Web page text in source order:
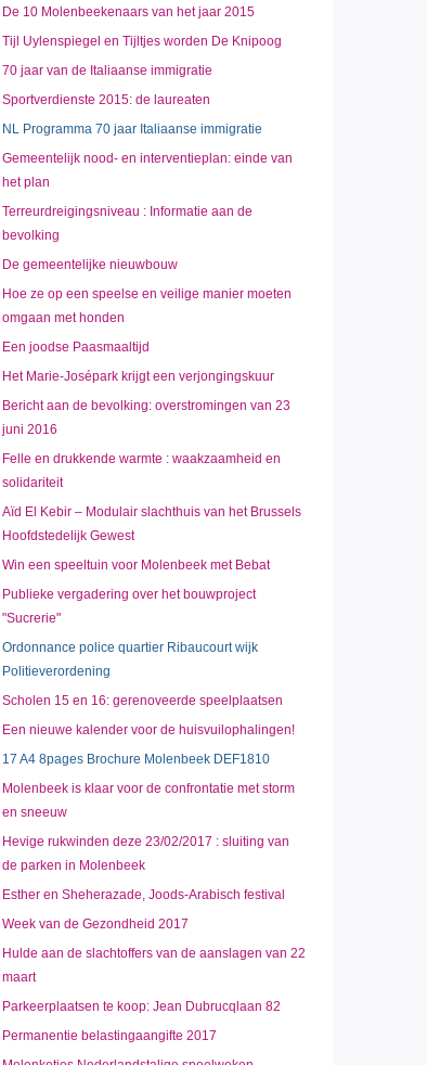
De 10 Molenbeekenaars van het jaar 2015
Tijl Uylenspiegel en Tijltjes worden De Knipoog
70 jaar van de Italiaanse immigratie
Sportverdienste 2015: de laureaten
NL Programma 70 jaar Italiaanse immigratie
Gemeentelijk nood- en interventieplan: einde van
het plan
Terreurdreigingsniveau : Informatie aan de
bevolking
De gemeentelijke nieuwbouw
Hoe ze op een speelse en veilige manier moeten
omgaan met honden
Een joodse Paasmaaltijd
Het Marie-Josépark krijgt een verjongingskuur
Bericht aan de bevolking: overstromingen van 23
juni 2016
Felle en drukkende warmte : waakzaamheid en
solidariteit
Aïd El Kebir – Modulair slachthuis van het Brussels
Hoofdstedelijk Gewest
Win een speeltuin voor Molenbeek met Bebat
Publieke vergadering over het bouwproject
"Sucrerie"
Ordonnance police quartier Ribaucourt wijk
Politieverordening
Scholen 15 en 16: gerenoveerde speelplaatsen
Een nieuwe kalender voor de huisvuilophalingen!
17 A4 8pages Brochure Molenbeek DEF1810
Molenbeek is klaar voor de confrontatie met storm
en sneeuw
Hevige rukwinden deze 23/02/2017 : sluiting van
de parken in Molenbeek
Esther en Sheherazade, Joods-Arabisch festival
Week van de Gezondheid 2017
Hulde aan de slachtoffers van de aanslagen van 22
maart
Parkeerplaatsen te koop: Jean Dubrucqlaan 82
Permanentie belastingaangifte 2017